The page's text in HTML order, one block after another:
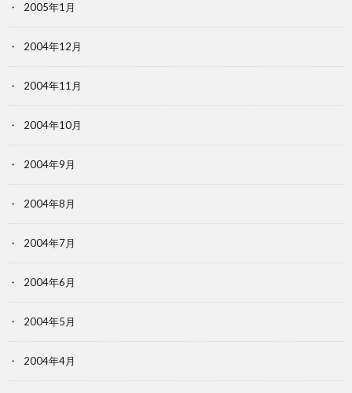
2005年1月
2004年12月
2004年11月
2004年10月
2004年9月
2004年8月
2004年7月
2004年6月
2004年5月
2004年4月